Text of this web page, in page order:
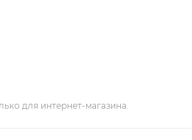
для интернет-магазина.